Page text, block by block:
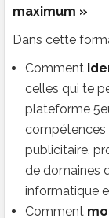
maximum »
Dans cette
Comment
celles qui te
plateforme
compétences
publicitaire,
de domaines
informatique
Comment